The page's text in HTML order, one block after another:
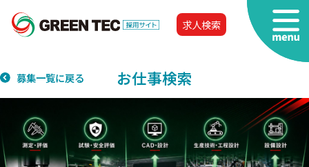
求人検索
お仕事検索
募集一覧に戻る